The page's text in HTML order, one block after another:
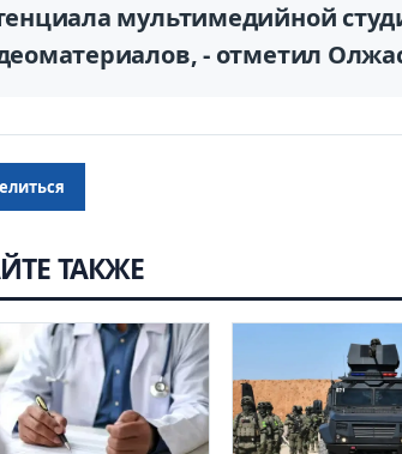
мультимедийной
- отметил
ТАКЖЕ